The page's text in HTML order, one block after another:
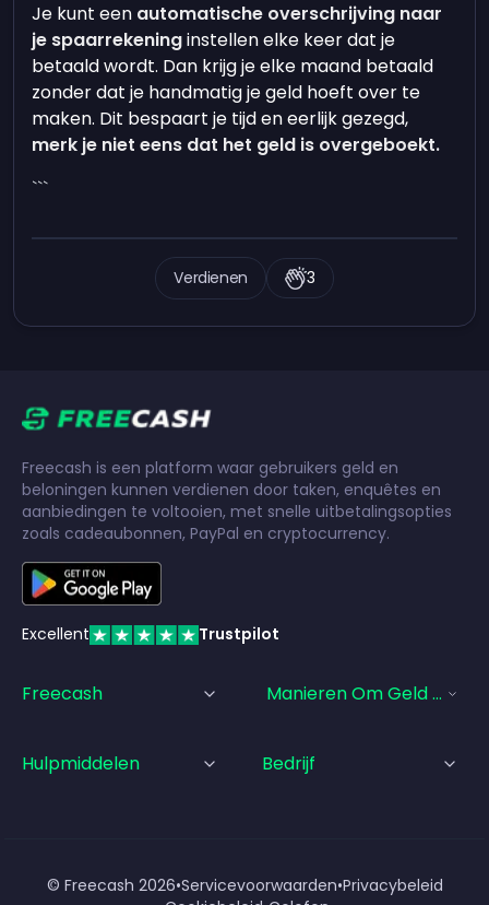
Je kunt een automatische overschrijving naar
je spaarrekeninginstellen elke keer dat je
betaald wordt. Dan krijg je elke maand betaald
zonder dat je handmatig je geld hoeft over te
maken. Dit bespaart je tijd en eerlijk gezegd,
merk je niet eens dat het geld is overgeboekt.
```
Verdienen 3
Freecash is een platform waar gebruikers geld en
beloningen kunnen verdienen door taken, enquêtes en
aanbiedingen te voltooien, met snelle uitbetalingsopties
zoals cadeaubonnen, PayPal en cryptocurrency.
Excellent Trustpilot
Freecash Manieren Om Geld Te
Hulpmiddelen Bedrijf
© Freecash 2026•Servicevoorwaarden•Privacybeleid